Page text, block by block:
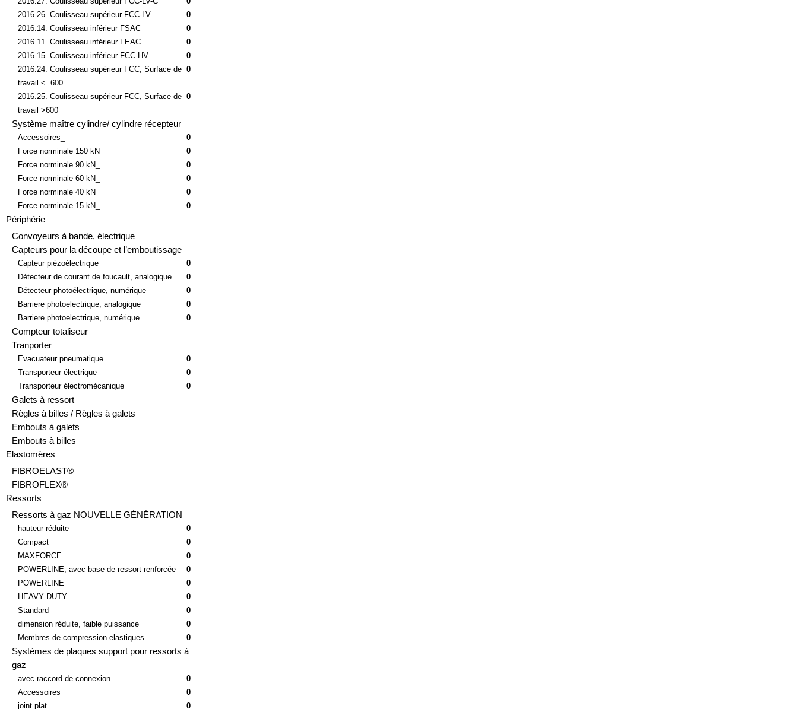
2016.27. Coulisseau supérieur FCC-LV-C
0
2016.26. Coulisseau supérieur FCC-LV
0
2016.14. Coulisseau inférieur FSAC
0
2016.11. Coulisseau inférieur FEAC
0
2016.15. Coulisseau inférieur FCC-HV
0
2016.24. Coulisseau supérieur FCC, Surface de
travail <=600
2016.25. Coulisseau supérieur FCC, Surface de
travail >600
Système maître cylindre/ cylindre récepteur
Accessoires_
0
Force norminale 150 kN_
0
Force norminale 90 kN_
0
Force norminale 60 kN_
0
Force norminale 40 kN_
0
Force norminale 15 kN_
Périphérie
Convoyeurs à bande, électrique
Capteurs pour la découpe et l’emboutissage
Capteur piézoélectrique
0
Détecteur de courant de foucault, analogique
0
Détecteur photoélectrique, numérique
0
Barriere photoelectrique, analogique
0
Barriere photoelectrique, numérique
Compteur totaliseur
Tranporter
Evacuateur pneumatique
0
Transporteur électrique
0
Transporteur électromécanique
Galets à ressort
Règles à billes / Règles à galets
Embouts à galets
Embouts à billes
Elastomères
FIBROELAST®
FIBROFLEX®
Ressorts
Ressorts à gaz NOUVELLE GÉNÉRATION
hauteur réduite
0
Compact
0
MAXFORCE
0
POWERLINE, avec base de ressort renforcée
0
POWERLINE
0
HEAVY DUTY
0
Standard
0
dimension réduite, faible puissance
0
Membres de compression elastiques
0
Systèmes de plaques support pour ressorts à
gaz
avec raccord de connexion
0
Accessoires
0